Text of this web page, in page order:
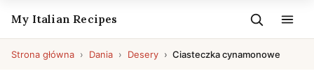
My Italian Recipes
Strona główna Dania Desery Ciasteczka cynamonowe